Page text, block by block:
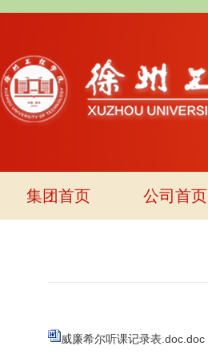
集团首页 公司首页
威廉希尔听课记录表.doc.doc